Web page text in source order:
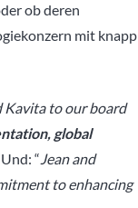
ob deren
mit knapp
Kavita to our board
global
“Jean and
to enhancing